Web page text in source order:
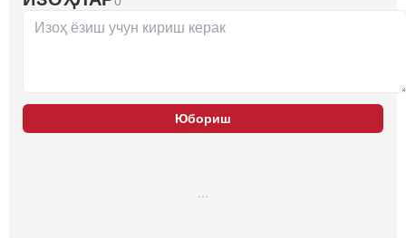
Юбориш
…